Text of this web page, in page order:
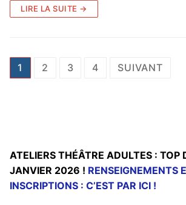
LIRE LA SUITE →
Pagination
1 2 3 4 SUIVANT
ATELIERS THÉÂTRE ADULTES : TOP
JANVIER 2026 ! RENSEIGNEMENTS
INSCRIPTIONS : C’EST PAR ICI !